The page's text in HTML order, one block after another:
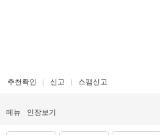
추천확인 신고 스팸신고
메뉴 인장보기